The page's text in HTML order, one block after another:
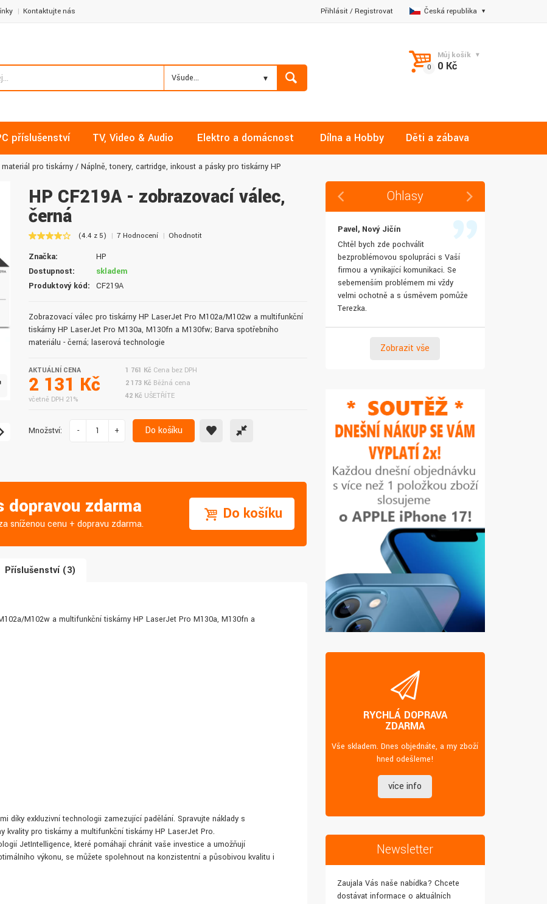
Kontaktujte nás Česká republika
Přihlásit/Registrovat
Všude...
Můj košík
0 Kč
příslušenství TV, Video & Audio Elektro a domácnost Dílna a Hobby Děti a zábava
pro tiskárny Náplně, tonery, cartridge, inkoust a pásky pro tiskárny HP
HP CF219A - zobrazovací válec,
černá
(4.4 z 5) 7 Hodnocení Ohodnotit
Značka:
HP
Dostupnost:
skladem
Produktový kód:
CF219A
Zobrazovací válec pro tiskárny HP LaserJet Pro M102a/M102w a multifunkční
tiskárny HP LaserJet Pro M130a, M130fn a M130fw; Barva spotřebního
materiálu - černá; laserová technologie
AKTUÁLNÍ CENA
2 131 Kč
včetně DPH 21%
1 761 Kč Cena bez DPH
2 173 Kč Běžná cena
42 Kč UŠETŘÍTE
Množství: - + Do košíku
dopravou zdarma
sníženou cenu + dopravu zdarma.
Do košíku
Příslušenství (3)
M102w a multifunkční tiskárny HP LaserJet Pro M130a, M130fn a
díky exkluzivní technologii zamezující padělání. Spravujte náklady s
kvality pro tiskárny a multifunkční tiskárny HP LaserJet Pro.
JetIntelligence, které pomáhají chránit vaše investice a umožňují
výkonu, se můžete spolehnout na konzistentní a působivou kvalitu i
Ohlasy
Milan, Mělník
vždy v pořádku. Vše skladem a za
normální ceny. Třešničkou na dortu je
doručení do druhého dne.
Pavel, Nový Jičín
Chtěl bych zde pochválit
bezproblémovou spolupráci s Vaší
firmou a vynikající komunikaci. Se
sebemenším problémem mi vždy
velmi ochotně a s úsměvem pomůže
Terezka.
Zobrazit vše
RYCHLÁ DOPRAVA
ZDARMA
Vše skladem. Dnes objednáte, a my zboží
hned odešleme!
více info
Newsletter
Zaujala Vás naše nabídka? Chcete
dostávat informace o aktuálních